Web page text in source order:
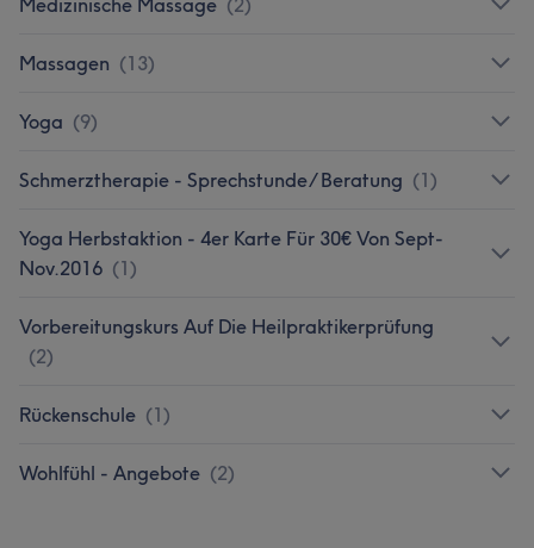
Massagen (13)
Yoga (9)
Schmerztherapie - Sprechstunde/ Beratung (1)
Yoga Herbstaktion - 4er Karte Für 30€ Von Sept-
Nov.2016 (1)
Vorbereitungskurs Auf Die Heilpraktikerprüfung
(2)
Rückenschule (1)
Wohlfühl - Angebote (2)